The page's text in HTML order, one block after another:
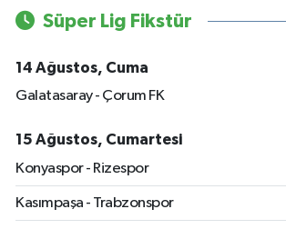
Süper Lig Fikstür
14 Ağustos, Cuma
Galatasaray - Çorum FK
15 Ağustos, Cumartesi
Konyaspor - Rizespor
Kasımpaşa - Trabzonspor